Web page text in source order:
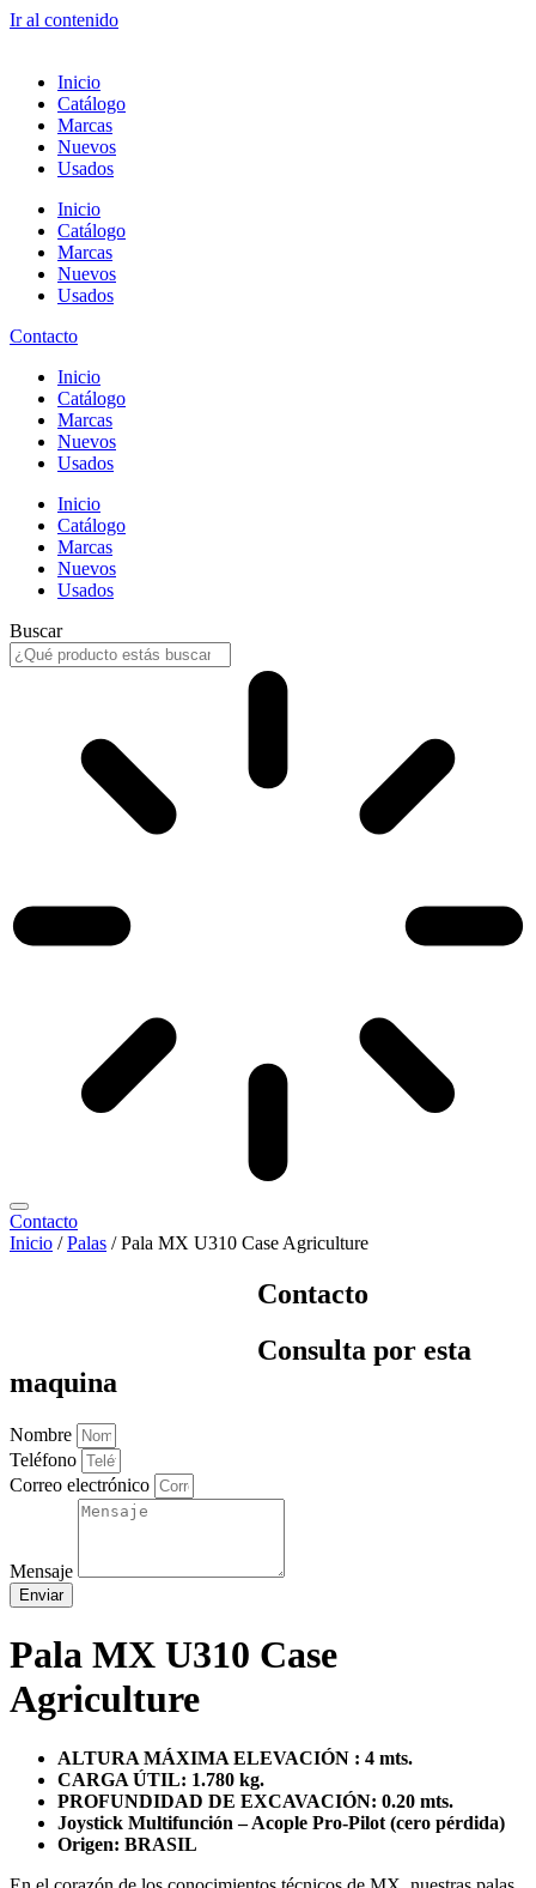
Ir al contenido
Inicio
Catálogo
Marcas
Nuevos
Usados
Inicio
Catálogo
Marcas
Nuevos
Usados
Contacto
Inicio
Catálogo
Marcas
Nuevos
Usados
Inicio
Catálogo
Marcas
Nuevos
Usados
Buscar
Contacto
Inicio /Palas / Pala MX U310 Case Agriculture
Contacto
Consulta por esta
maquina
Nombre
Teléfono
Correo electrónico
Mensaje
Enviar
Pala MX U310 Case
Agriculture
ALTURA MÁXIMA ELEVACIÓN : 4 mts.
CARGA ÚTIL: 1.780 kg.
PROFUNDIDAD DE EXCAVACIÓN: 0.20 mts.
Joystick Multifunción – Acople Pro-Pilot (cero pérdida)
Origen: BRASIL